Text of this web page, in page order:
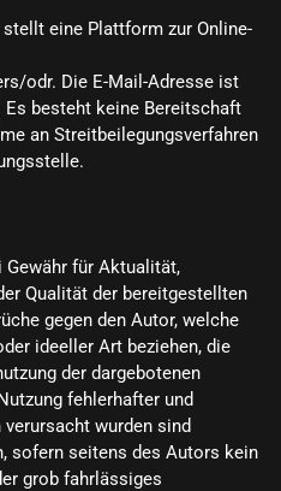
eine Plattform zur Online-
odr. Die E-Mail-Adresse ist
besteht keine Bereitschaft
an Streitbeilegungsverfahren
für Aktualität,
Qualität der bereitgestellten
gegen den Autor, welche
ideeller Art beziehen, die
der dargebotenen
fehlerhafter und
wurden sind
sofern seitens des Autors kein
grob fahrlässiges